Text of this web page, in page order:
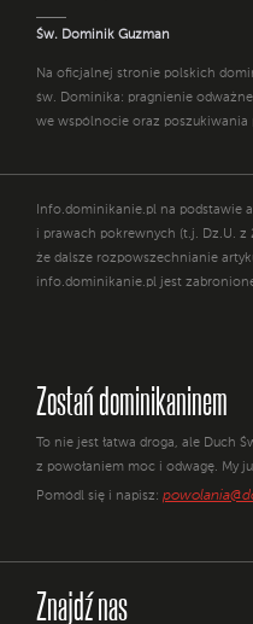
Św. Dominik Guzman
Na oficjalnej stronie polskich
św. Dominika: pragnienie
we wspólnocie oraz poszukiwania
Info.dominikanie.pl na podstawie
i prawach pokrewnych (t.j. Dz.U. z
że dalsze rozpowszechnianie
info.dominikanie.pl jest
Zostań dominikaninem
To nie jest łatwa droga, ale Duch
z powołaniem moc i odwagę. My
Pomódl się i napisz:
Znajdź nas